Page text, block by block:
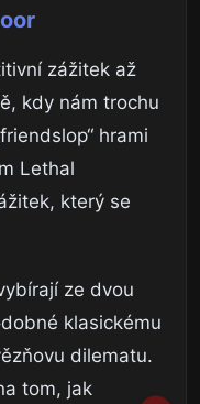
zážitek až
kdy nám trochu
hrami
Lethal
který se
ze dvou
klasickému
dilematu.
tom, jak